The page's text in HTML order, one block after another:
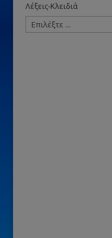
Λέξεις-Κλειδιά